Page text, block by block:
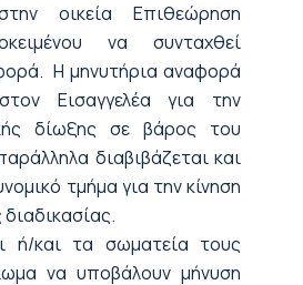
οικεία Επιθεώρηση
να συνταχθεί
Η μηνυτήρια αναφορά
Εισαγγελέα για την
δίωξης σε βάρος του
διαβιβάζεται και
τμήμα για την κίνηση
ή/και τα σωματεία τους
να υποβάλουν μήνυση